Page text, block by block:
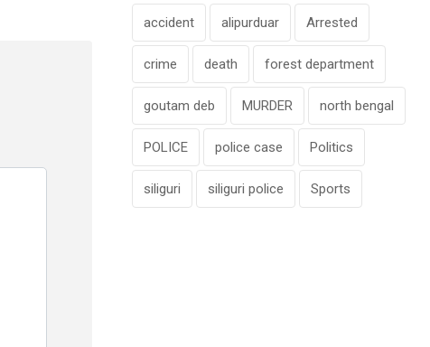
accident alipurduar Arrested
crime death forest department
goutam deb MURDER north bengal
POLICE police case Politics
siliguri siliguri police Sports